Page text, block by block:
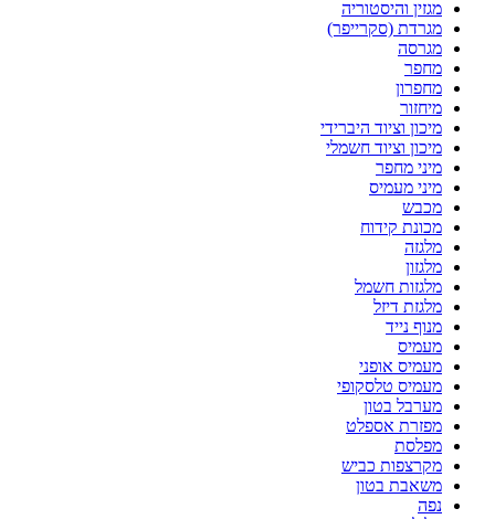
מגזין והיסטוריה
מגרדת (סקרייפר)
מגרסה
מחפר
מחפרון
מיחזור
מיכון וציוד היברידי
מיכון וציוד חשמלי
מיני מחפר
מיני מעמיס
מכבש
מכונת קידוח
מלגזה
מלגזון
מלגזות חשמל
מלגזת דיזל
מנוף נייד
מעמיס
מעמיס אופני
מעמיס טלסקופי
מערבל בטון
מפזרת אספלט
מפלסת
מקרצפות כביש
משאבת בטון
נפה